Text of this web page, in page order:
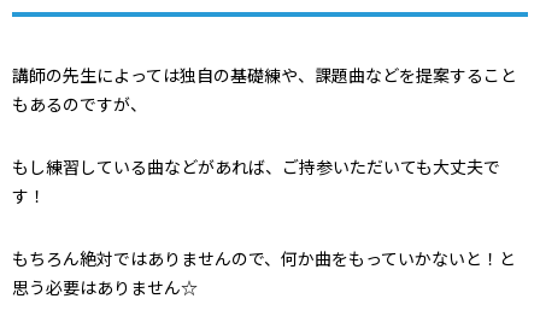
講師の先生によっては独自の基礎練や、課題曲などを提案すること
もあるのですが、
もし練習している曲などがあれば、ご持参いただいても大丈夫で
す！
もちろん絶対ではありませんので、何か曲をもっていかないと！と
思う必要はありません☆